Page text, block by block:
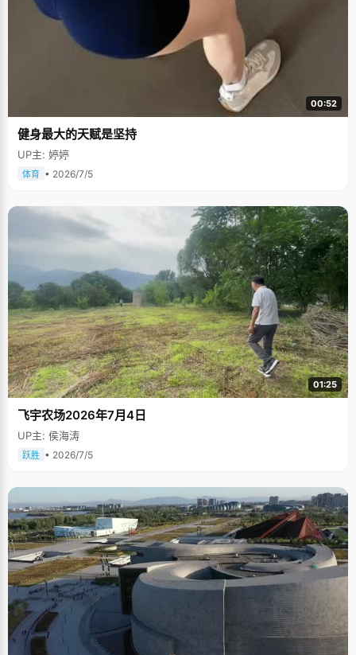
00:52
健身最大的天赋是坚持
UP主: 婷婷
体育 • 2026/7/5
01:25
飞宇农场2026年7月4日
UP主: 侯海涛
跃胜 • 2026/7/5